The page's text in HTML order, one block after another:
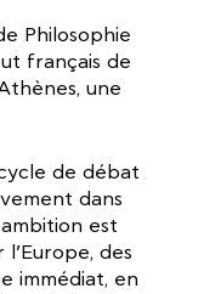
Philosophie
français de
une
de débat
dans
est
des
immédiat, en